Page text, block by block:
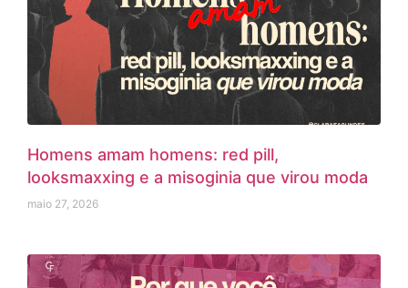
Homens amam homens: red pill,
looksmaxxing e a misoginia que virou moda
maio 27, 2026